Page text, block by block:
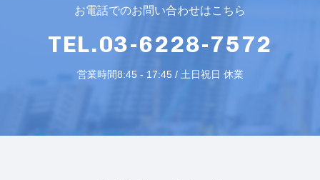
お電話でのお問い合わせはこちら
TEL.03-6228-7572
営業時間8:45 - 17:45 / 土日祝日 休業